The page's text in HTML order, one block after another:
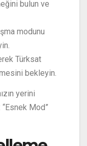
bulun ve
modunu
Türksat
bekleyin.
yerini
Mod”